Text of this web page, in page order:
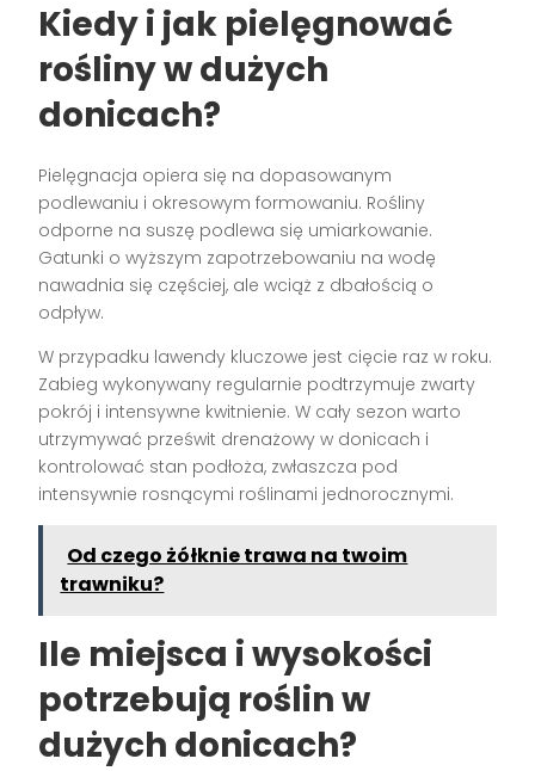
Kiedy i jak pielęgnować
rośliny w dużych
donicach?
Pielęgnacja opiera się na dopasowanym
podlewaniu i okresowym formowaniu. Rośliny
odporne na suszę podlewa się umiarkowanie.
Gatunki o wyższym zapotrzebowaniu na wodę
nawadnia się częściej, ale wciąż z dbałością o
odpływ.
W przypadku lawendy kluczowe jest cięcie raz w roku.
Zabieg wykonywany regularnie podtrzymuje zwarty
pokrój i intensywne kwitnienie. W cały sezon warto
utrzymywać prześwit drenażowy w donicach i
kontrolować stan podłoża, zwłaszcza pod
intensywnie rosnącymi roślinami jednorocznymi.
Od czego żółknie trawa na twoim
trawniku?
Ile miejsca i wysokości
potrzebują roślin w
dużych donicach?